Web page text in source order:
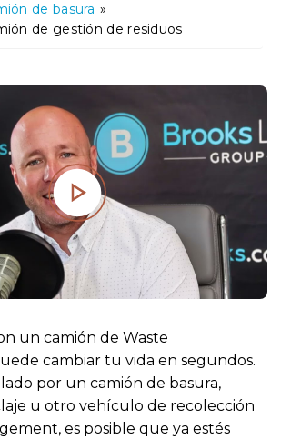
de basura »
de gestión de residuos
un camión de Waste
cambiar tu vida en segundos.
por un camión de basura,
u otro vehículo de recolección
es posible que ya estés